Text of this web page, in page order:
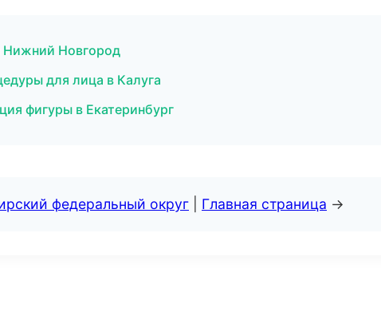
Нижний Новгород
для лица в Калуга
фигуры в Екатеринбург
федеральный округ Главная страница →